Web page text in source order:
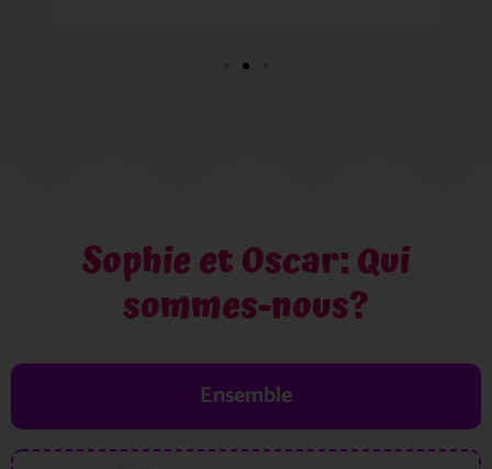
Sophie et Oscar: Qui
sommes-nous?
Ensemble